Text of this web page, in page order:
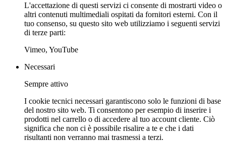
L'accettazione di questi servizi ci consente di mostrarti video o
altri contenuti multimediali ospitati da fornitori esterni. Con il
tuo consenso, su questo sito web utilizziamo i seguenti servizi
di terze parti:
Vimeo, YouTube
Necessari
Sempre attivo
I cookie tecnici necessari garantiscono solo le funzioni di base
del nostro sito web. Ti consentono per esempio di inserire i
prodotti nel carrello o di accedere al tuo account cliente. Ciò
significa che non ci è possibile risalire a te e che i dati
risultanti non verranno mai trasmessi a terzi.